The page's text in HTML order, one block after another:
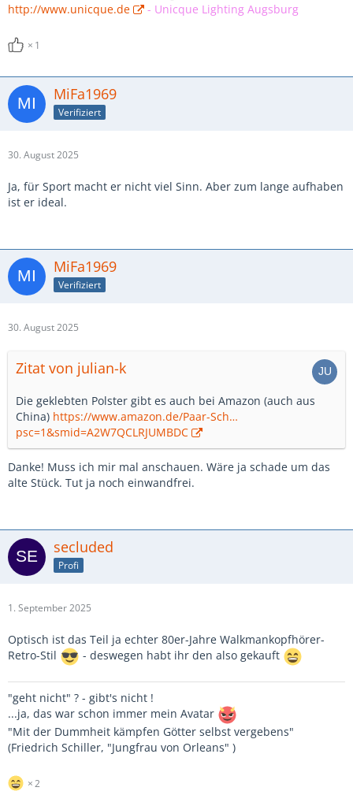
http://www.unicque.de
- Unicque Lighting Augsburg
1
MiFa1969
Verifiziert
30. August 2025
Ja, für Sport macht er nicht viel Sinn. Aber zum lange aufhaben
ist er ideal.
MiFa1969
Verifiziert
30. August 2025
Zitat von julian-k
Die geklebten Polster gibt es auch bei Amazon (auch aus
China) https://www.amazon.de/Paar-Sch…
psc=1&smid=A2W7QCLRJUMBDC
Danke! Muss ich mir mal anschauen. Wäre ja schade um das
alte Stück. Tut ja noch einwandfrei.
secluded
Profi
1. September 2025
Optisch ist das Teil ja echter 80er-Jahre Walkmankopfhörer-
Retro-Stil
- deswegen habt ihr den also gekauft
"geht nicht" ? - gibt's nicht !
...ja, das war schon immer mein Avatar
"Mit der Dummheit kämpfen Götter selbst vergebens"
(Friedrich Schiller, "Jungfrau von Orleans" )
2